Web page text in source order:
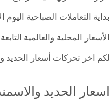
الأسعار المحلية والعالمية
لكم اخر تحركات أسعار الحديد
اسعار الحديد